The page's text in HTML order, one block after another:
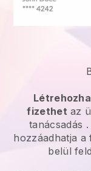
fizethet az
tanácsadás
hozzáadhatja a
belül